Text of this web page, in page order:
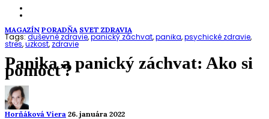
MAGAZÍN PORADŇA SVET ZDRAVIA
Tags:duševné zdravie,panický záchvat,panika,psychické zdravie,
stres,uzkost,zdravie
Panika a panický záchvat: Ako si
pomôcť?
Horňáková Viera 26. januára 2022